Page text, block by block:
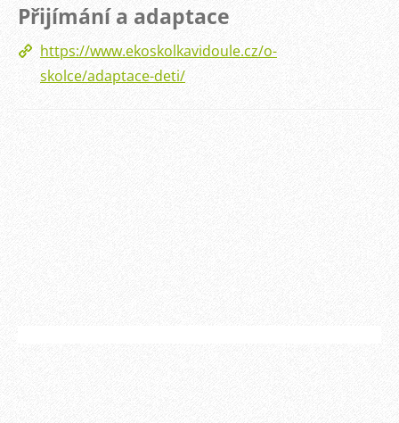
Přijímání a adaptace
https://www.ekoskolkavidoule.cz/o-
skolce/adaptace-deti/